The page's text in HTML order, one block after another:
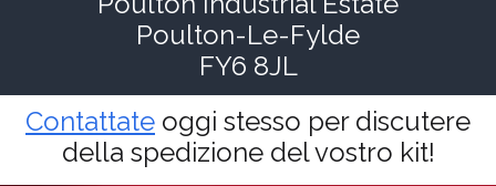
Poulton-Le-Fylde
FY6 8JL
Contattate oggi stesso per discutere
della spedizione del vostro kit!